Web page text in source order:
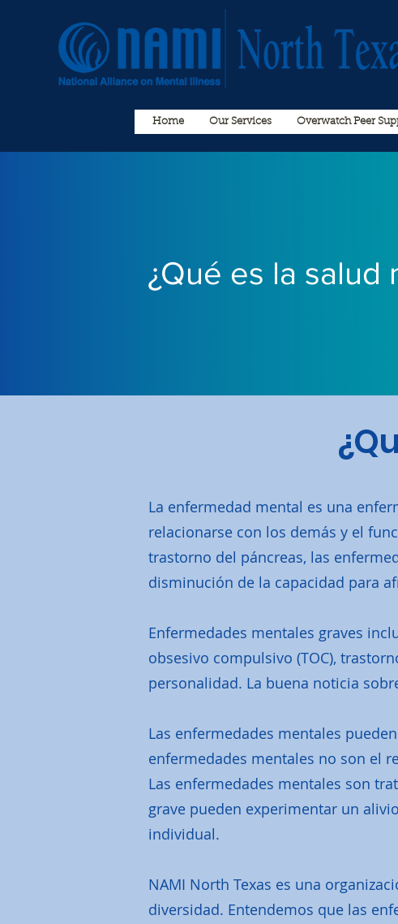
Home Our Services Overwatch Peer
¿Qué es la salud
La enfermedad mental es una
relacionarse con los demás y el
trastorno del páncreas, las
disminución de la capacidad para
Enfermedades mentales graves
obsesivo compulsivo (TOC),
personalidad. La buena noticia
Las enfermedades mentales
enfermedades mentales no son el
Las enfermedades mentales son
grave pueden experimentar un
individual.
NAMI North Texas es una
diversidad. Entendemos que las